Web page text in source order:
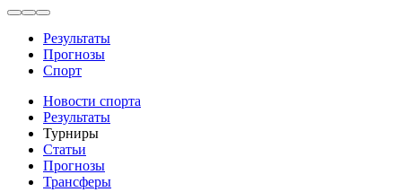
Результаты
Прогнозы
Спорт
Новости спорта
Результаты
Турниры
Статьи
Прогнозы
Трансферы